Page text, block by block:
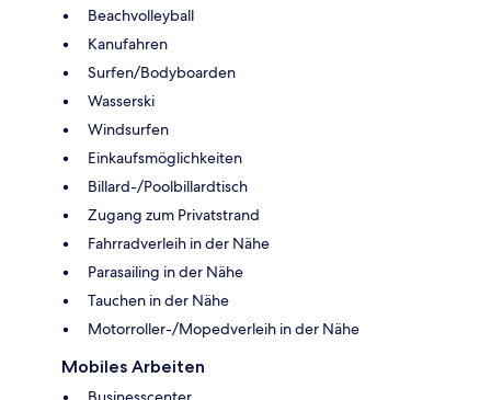
Beachvolleyball
Kanufahren
Surfen/Bodyboarden
Wasserski
Windsurfen
Einkaufsmöglichkeiten
Billard-/Poolbillardtisch
Zugang zum Privatstrand
Fahrradverleih in der Nähe
Parasailing in der Nähe
Tauchen in der Nähe
Motorroller-/Mopedverleih in der Nähe
Mobiles Arbeiten